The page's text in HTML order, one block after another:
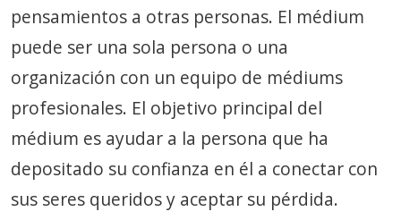
pensamientos a otras personas. El médium
puede ser una sola persona o una
organización con un equipo de médiums
profesionales. El objetivo principal del
médium es ayudar a la persona que ha
depositado su confianza en él a conectar con
sus seres queridos y aceptar su pérdida.